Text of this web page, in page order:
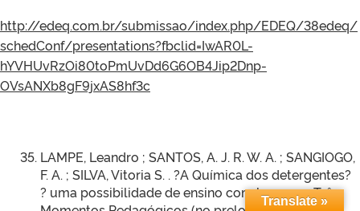
http://edeq.com.br/submissao/index.php/EDEQ/38edeq/
schedConf/presentations?fbclid=IwAR0L-
hYVHUvRzOi80toPmUvDd6G6OB4Jip2Dnp-
OVsANXb8gF9jxAS8hf3c
LAMPE, Leandro ; SANTOS, A. J. R. W. A. ; SANGIOGO,
F. A. ; SILVA, Vitoria S. . ?A Química dos detergentes?
? uma possibilidade de ensino com base nos Três
Translate »